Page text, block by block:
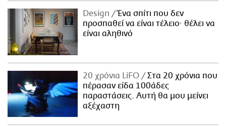
Design
Ένα σπίτι που δεν
προσπαθεί να είναι τέλειο· θέλει να
είναι αληθινό
20 χρόνια LiFO
Στα 20 χρόνια που
πέρασαν είδα 100άδες
παραστάσεις. Αυτή θα μου μείνει
αξέχαστη